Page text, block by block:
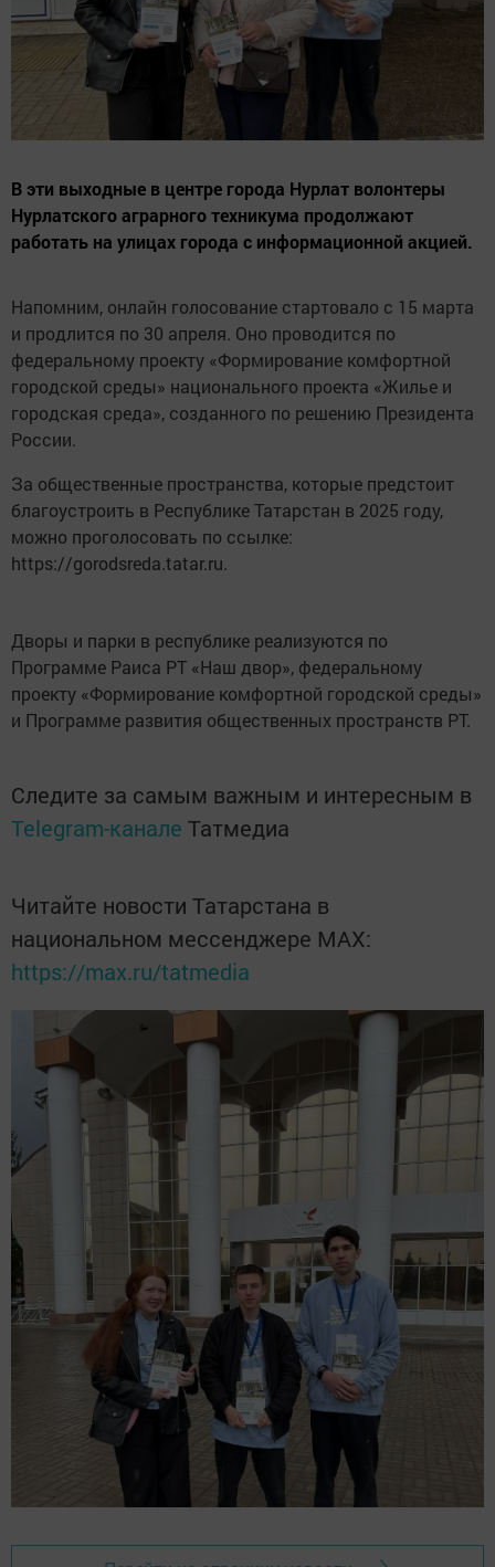
В эти выходные в центре города Нурлат волонтеры
Нурлатского аграрного техникума продолжают
работать на улицах города с информационной акцией.
Напомним, онлайн голосование стартовало с 15 марта
и продлится по 30 апреля. Оно проводится по
федеральному проекту «Формирование комфортной
городской среды» национального проекта «Жилье и
городская среда», созданного по решению Президента
России.
За общественные пространства, которые предстоит
благоустроить в Республике Татарстан в 2025 году,
можно проголосовать по ссылке:
https://gorodsreda.tatar.ru.
Дворы и парки в республике реализуются по
Программе Раиса РТ «Наш двор», федеральному
проекту «Формирование комфортной городской среды»
и Программе развития общественных пространств РТ.
Следите за самым важным и интересным в
Telegram-канале Татмедиа
Читайте новости Татарстана в
национальном мессенджере MАХ:
https://max.ru/tatmedia